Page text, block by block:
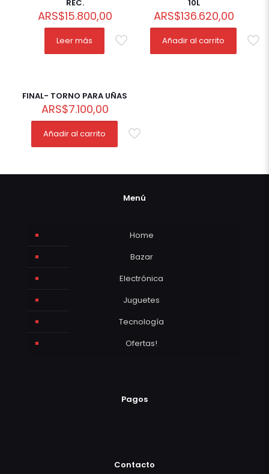
REC.
ARS$15.800,00
Leer más
10L
ARS$136.620,00
Añadir al carrito
FINAL- TORNO PARA UÑAS
ARS$7.100,00
Añadir al carrito
Menú
Home
Bazar
Electrónica
Juguetes
Tecnología
Ofertas!
Pagos
Contacto